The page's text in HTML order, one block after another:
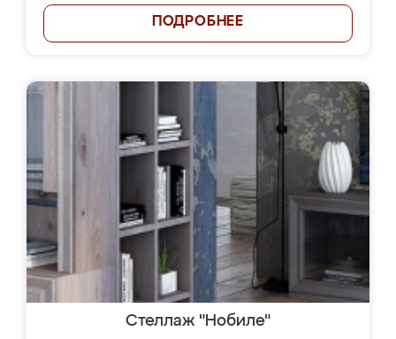
ПОДРОБНЕЕ
Стеллаж "Нобиле"